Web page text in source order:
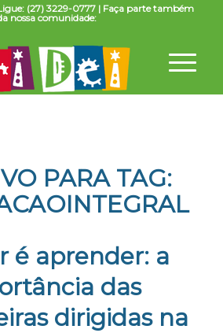
(27) 3229-0777 | Faça parte também
nossa comunidade:
PARA TAG:
é aprender: a
das
dirigidas na